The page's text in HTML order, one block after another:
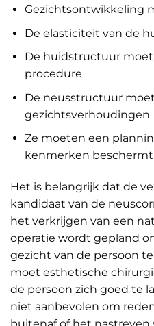
Gezichtsontwikkeling
De elasticiteit van de
De huidstructuur
procedure
De neusstructuur
gezichtsverhoudingen
Ze moeten een
kenmerken beschermt
Het is belangrijk dat de
kandidaat van de
het verkrijgen van een
operatie wordt gepland
gezicht van de persoon
moet esthetische
de persoon zich goed te
niet aanbevolen om